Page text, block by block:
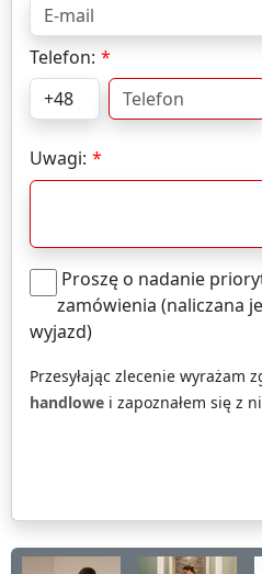
Telefon:
Uwagi:
Proszę o nadanie
zamówienia (naliczana
wyjazd)
Przesyłając zlecenie wyrażam
handlowe i zapoznałem się z